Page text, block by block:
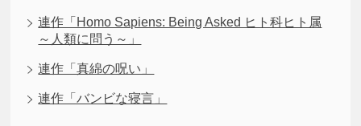
連作「Homo Sapiens: Being Asked ヒト科ヒト属
～人類に問う～」
連作「真綿の呪い」
連作「バンビな寝言」